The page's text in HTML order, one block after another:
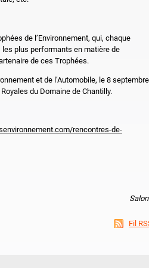
de l’Environnement, qui, chaque
plus performants en matière de
de ces Trophées.
et de l’Automobile, le 8
du Domaine de Chantilly.
rencontres-de-
Fil